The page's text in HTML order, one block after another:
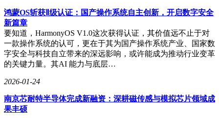
昧成为城市雕塑原型，却在生日当天发现雕塑头部失踪，这个
充满荒诞色彩的"找头"故事，通过"这个雕像是世界对我唯一
的肯定"等台词，折射出城市建设理念的深层嬗变。每个单元
故事都像精心打磨的棱镜，既折射出时代巨变，又映照出个体
价值——当王骁用克制的肢体语言诠释机器人保姆，当闫妮以
京剧刀马旦身段演绎外卖骑手，这些突破性表演让短剧摆脱
该剧创作模式堪称行业范本。前期面向全球征集的1000余份素
材，与深圳提供的真实人物事件共同构成创作池；播出期间实
时采集网友评论融入彩蛋，形成全民共创的独特景观。在表现
鸿蒙OS斩获Ⅱ级认证：国产操作系统自主创新，开启数字安全
新篇章
要知道，HarmonyOS V1.0这次获得认证，其价值远不止于对
一款操作系统的认可，更在于其为国产操作系统产业、国家数
字安全与科技自立带来的深远影响，或许能成为推动行业变革
的关键力量。其AI 能力与底层…
2026-01-24
南京芯耐特半导体完成新融资：深耕磁传感与模拟芯片领域成
果丰硕